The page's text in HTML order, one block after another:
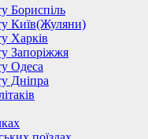
Бориспіль
Київ(Жуляни)
Харків
Запоріжжя
Одеса
Дніпра